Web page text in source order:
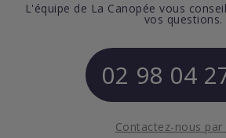
L'équipe de La Canopée vous
vos questions.
02 98 04
Contactez-nous par